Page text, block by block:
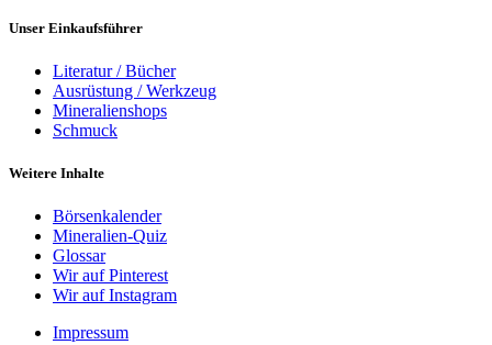
Unser Einkaufsführer
Literatur / Bücher
Ausrüstung / Werkzeug
Mineralienshops
Schmuck
Weitere Inhalte
Börsenkalender
Mineralien-Quiz
Glossar
Wir auf Pinterest
Wir auf Instagram
Impressum